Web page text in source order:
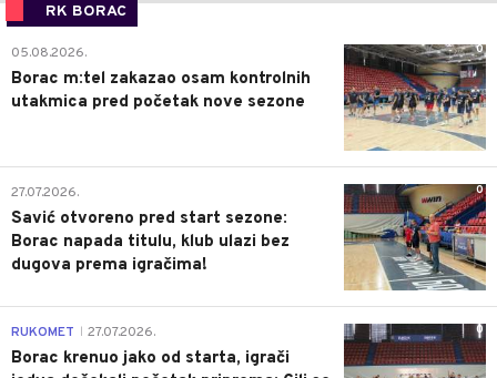
RK BORAC
0
05.08.2026.
Borac m:tel zakazao osam kontrolnih
utakmica pred početak nove sezone
0
27.07.2026.
Savić otvoreno pred start sezone:
Borac napada titulu, klub ulazi bez
dugova prema igračima!
0
RUKOMET 27.07.2026.
Borac krenuo jako od starta, igrači